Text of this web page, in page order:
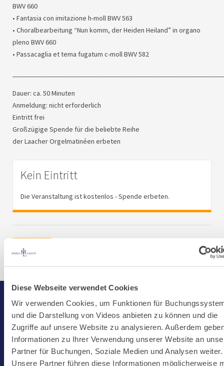
Diese Webseite verwendet Cookies
Wir verwenden Cookies, um Funktionen für
und die Darstellung von Videos anbieten zu können und die
Zugriffe auf unsere Website zu analysieren. Außerdem
Informationen zu Ihrer Verwendung unserer Website an
Partner für Buchungen, Soziale Medien und Analysen weiter.
Unsere Partner führen diese Informationen möglicherweise
BWV660
• Fantasia con imitazione h-mollBWV563
• Choralbearbeitung “Nun komm, der Heiden Heiland” in organo
pleno BWV660
• Passacaglia et tema fugatum c-mollBWV582
Dauer: ca. 50 Minuten
Anmeldung: nicht erforderlich
Eintritt frei
Großzügige Spende für die beliebte Reihe
der Laacher Orgelmatinéen erbeten
Kein Eintritt
Die Veranstaltung ist kostenlos - Spende erbeten.
Start
Aktuelles
Kloster
Klosterbetriebe